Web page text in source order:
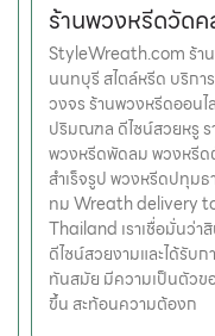
ร้านพวงหรีดวัด
StyleWreath.com ร้า
นนทบุรี สไตล์หรีด บริก
วงจร ร้านพวงหรีดออน
ปริมณฑล ดีไซน์สวยหรู
พวงหรีดพัดลม พวงหรีด
สำเร็จรูป พวงหรีดปทุม
ทม Wreath delivery
Thailand เราเชื่อมั่นว่า
ดีไซน์สวยงามและได้รั
ทันสมัย มีความเป็นตัวข
ขึ้น สะท้อนความต้องก